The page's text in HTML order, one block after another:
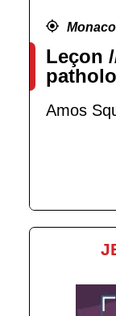
Monaco
Leçon
Amos